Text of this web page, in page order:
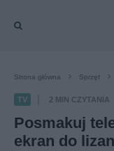
Strona główna Sprzęt
TV 2 MIN CZYTANIA
Posmakuj
ekran do